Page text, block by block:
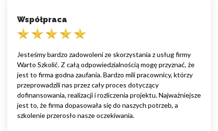
Współpraca
Jesteśmy bardzo zadowoleni ze skorzystania z usług firmy
Warto Szkolić. Z całą odpowiedzialnością mogę przyznać, że
jest to firma godna zaufania. Bardzo mili pracownicy, którzy
przeprowadzili nas przez cały proces dotyczący
dofinansowania, realizacji i rozliczenia projektu. Najważniejsze
jest to, że firma dopasowała się do naszych potrzeb, a
szkolenie przerosło nasze oczekiwania.